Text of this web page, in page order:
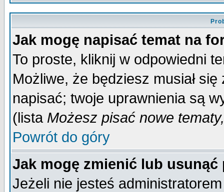
Jak mogę napisać temat na
To proste, kliknij w odpowiedni
Możliwe, że będziesz musiał
napisać; twoje uprawnienia są
(lista Możesz pisać nowe
Powrót do góry
Jak mogę zmienić lub usunąć
Jeżeli nie jesteś